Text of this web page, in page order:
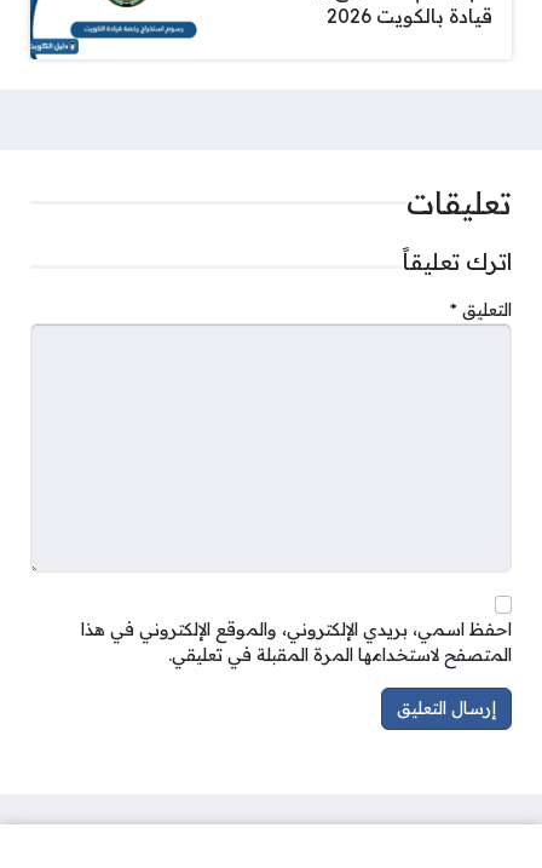
قيادة بالكويت 2026
تعليقات
اترك تعليقاً
التعليق *
احفظ اسمي، بريدي الإلكتروني، والموقع الإلكتروني في هذا
المتصفح لاستخدامها المرة المقبلة في تعليقي.